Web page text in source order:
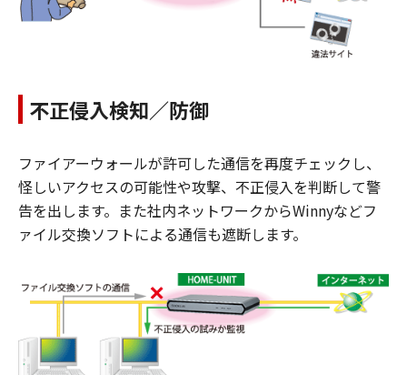
不正侵入検知／防御
ファイアーウォールが許可した通信を再度チェックし、
怪しいアクセスの可能性や攻撃、不正侵入を判断して警
告を出します。また社内ネットワークからWinnyなどフ
ァイル交換ソフトによる通信も遮断します。